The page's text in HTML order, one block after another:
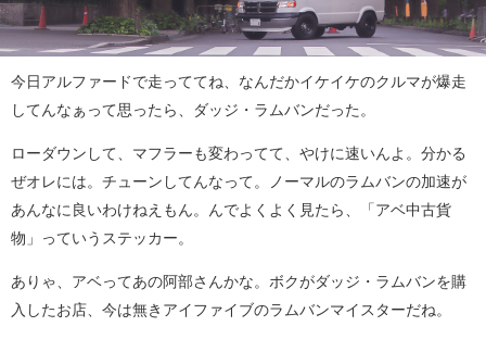
今日アルファードで走っててね、なんだかイケイケのクルマが爆走
してんなぁって思ったら、ダッジ・ラムバンだった。
ローダウンして、マフラーも変わってて、やけに速いんよ。分かる
ぜオレには。チューンしてんなって。ノーマルのラムバンの加速が
あんなに良いわけねえもん。んでよくよく見たら、「アベ中古貨
物」っていうステッカー。
ありゃ、アベってあの阿部さんかな。ボクがダッジ・ラムバンを購
入したお店、今は無きアイファイブのラムバンマイスターだね。